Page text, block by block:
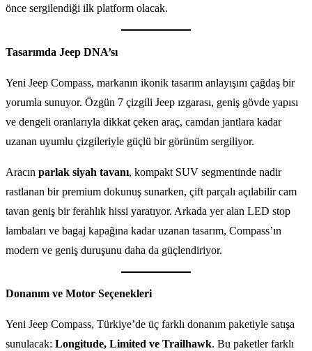
önce sergilendiği ilk platform olacak.
Tasarımda Jeep DNA’sı
Yeni Jeep Compass, markanın ikonik tasarım anlayışını çağdaş bir
yorumla sunuyor. Özgün 7 çizgili Jeep ızgarası, geniş gövde yapısı
ve dengeli oranlarıyla dikkat çeken araç, camdan jantlara kadar
uzanan uyumlu çizgileriyle güçlü bir görünüm sergiliyor.
Aracın parlak siyah tavanı, kompakt SUV segmentinde nadir
rastlanan bir premium dokunuş sunarken, çift parçalı açılabilir cam
tavan geniş bir ferahlık hissi yaratıyor. Arkada yer alan LED stop
lambaları ve bagaj kapağına kadar uzanan tasarım, Compass’ın
modern ve geniş duruşunu daha da güçlendiriyor.
Donanım ve Motor Seçenekleri
Yeni Jeep Compass, Türkiye’de üç farklı donanım paketiyle satışa
sunulacak: Longitude, Limited ve Trailhawk. Bu paketler farklı